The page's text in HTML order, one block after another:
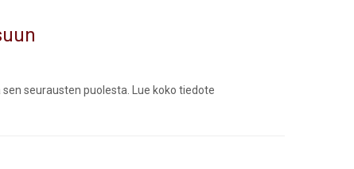
seurausten puolesta. Lue koko tiedote